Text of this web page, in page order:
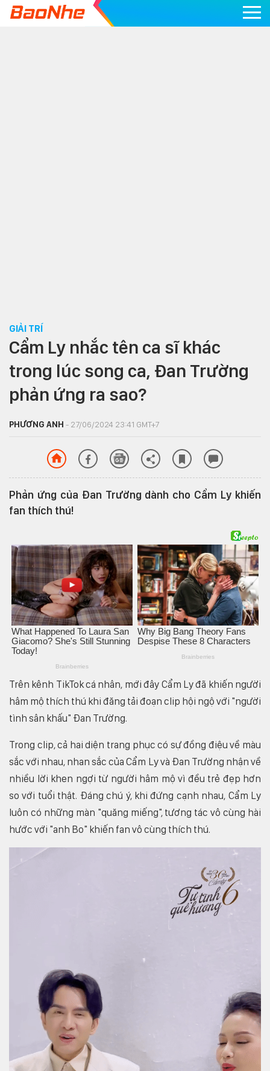
GIẢI TRÍ
Cẩm Ly nhắc tên ca sĩ khác
trong lúc song ca, Đan Trường
phản ứng ra sao?
PHƯƠNG ANH - 27/06/2024 23:41 GMT+7
Phản ứng của Đan Trường dành cho Cẩm Ly khiến
fan thích thú!
Trên kênh TikTok cá nhân, mới đây Cẩm Ly đã khiến người
hâm mộ thích thú khi đăng tải đoạn clip hội ngộ với "người
tình sân khấu" Đan Trường.
Trong clip, cả hai diện trang phục có sự đồng điệu về màu
sắc với nhau, nhan sắc của Cẩm Ly và Đan Trường nhận về
nhiều lời khen ngợi từ người hâm mộ vì đều trẻ đẹp hơn
so với tuổi thật. Đáng chú ý, khi đứng cạnh nhau, Cẩm Ly
luôn có những màn "quăng miếng", tương tác vô cùng hài
hước với "anh Bo" khiến fan vô cùng thích thú.